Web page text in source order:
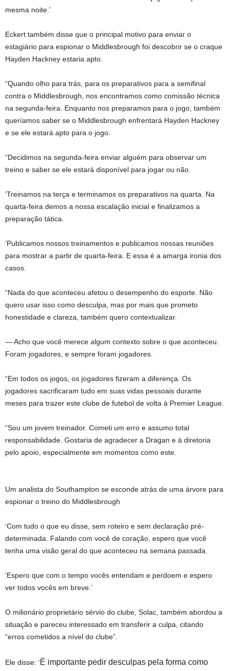
mesma noite.’
Eckert também disse que o principal motivo para enviar o
estagiário para espionar o Middlesbrough foi descobrir se o craque
Hayden Hackney estaria apto.
“Quando olho para trás, para os preparativos para a semifinal
contra o Middlesbrough, nos encontramos como comissão técnica
na segunda-feira. Enquanto nos preparamos para o jogo, também
queríamos saber se o Middlesbrough enfrentará Hayden Hackney
e se ele estará apto para o jogo.
“Decidimos na segunda-feira enviar alguém para observar um
treino e saber se ele estará disponível para jogar ou não.
‘Treinamos na terça e terminamos os preparativos na quarta. Na
quarta-feira demos a nossa escalação inicial e finalizamos a
preparação tática.
‘Publicamos nossos treinamentos e publicamos nossas reuniões
para mostrar a partir de quarta-feira. E essa é a amarga ironia dos
casos.
“Nada do que aconteceu afetou o desempenho do esporte. Não
quero usar isso como desculpa, mas por mais que prometo
honestidade e clareza, também quero contextualizar.
— Acho que você merece algum contexto sobre o que aconteceu.
Foram jogadores, e sempre foram jogadores.
“Em todos os jogos, os jogadores fizeram a diferença. Os
jogadores sacrificaram tudo em suas vidas pessoais durante
meses para trazer este clube de futebol de volta à Premier League.
“Sou um jovem treinador. Cometi um erro e assumo total
responsabilidade. Gostaria de agradecer a Dragan e à diretoria
pelo apoio, especialmente em momentos como este.
Um analista do Southampton se esconde atrás de uma árvore para
espionar o treino do Middlesbrough
‘Com tudo o que eu disse, sem roteiro e sem declaração pré-
determinada. Falando com você de coração, espero que você
tenha uma visão geral do que aconteceu na semana passada.
‘Espero que com o tempo vocês entendam e perdoem e espero
ver todos vocês em breve.’
O milionário proprietário sérvio do clube, Solac, também abordou a
situação e pareceu interessado em transferir a culpa, citando
“erros cometidos a nível do clube”.
Ele disse: ‘É importante pedir desculpas pela forma como